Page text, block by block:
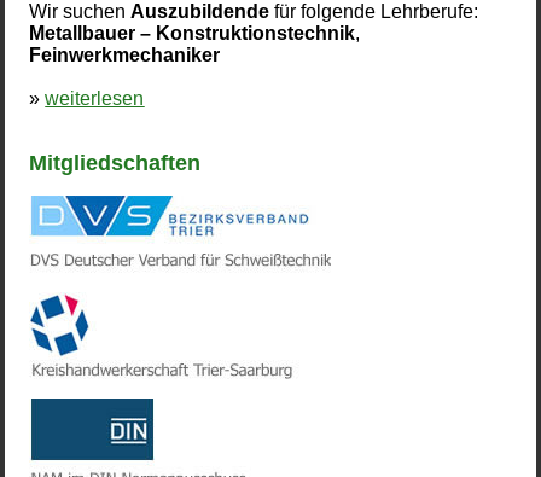
Wir suchenAuszubildende für folgende Lehrberufe:
Metallbauer – Konstruktionstechnik,
Feinwerkmechaniker
»weiterlesen
Mitgliedschaften